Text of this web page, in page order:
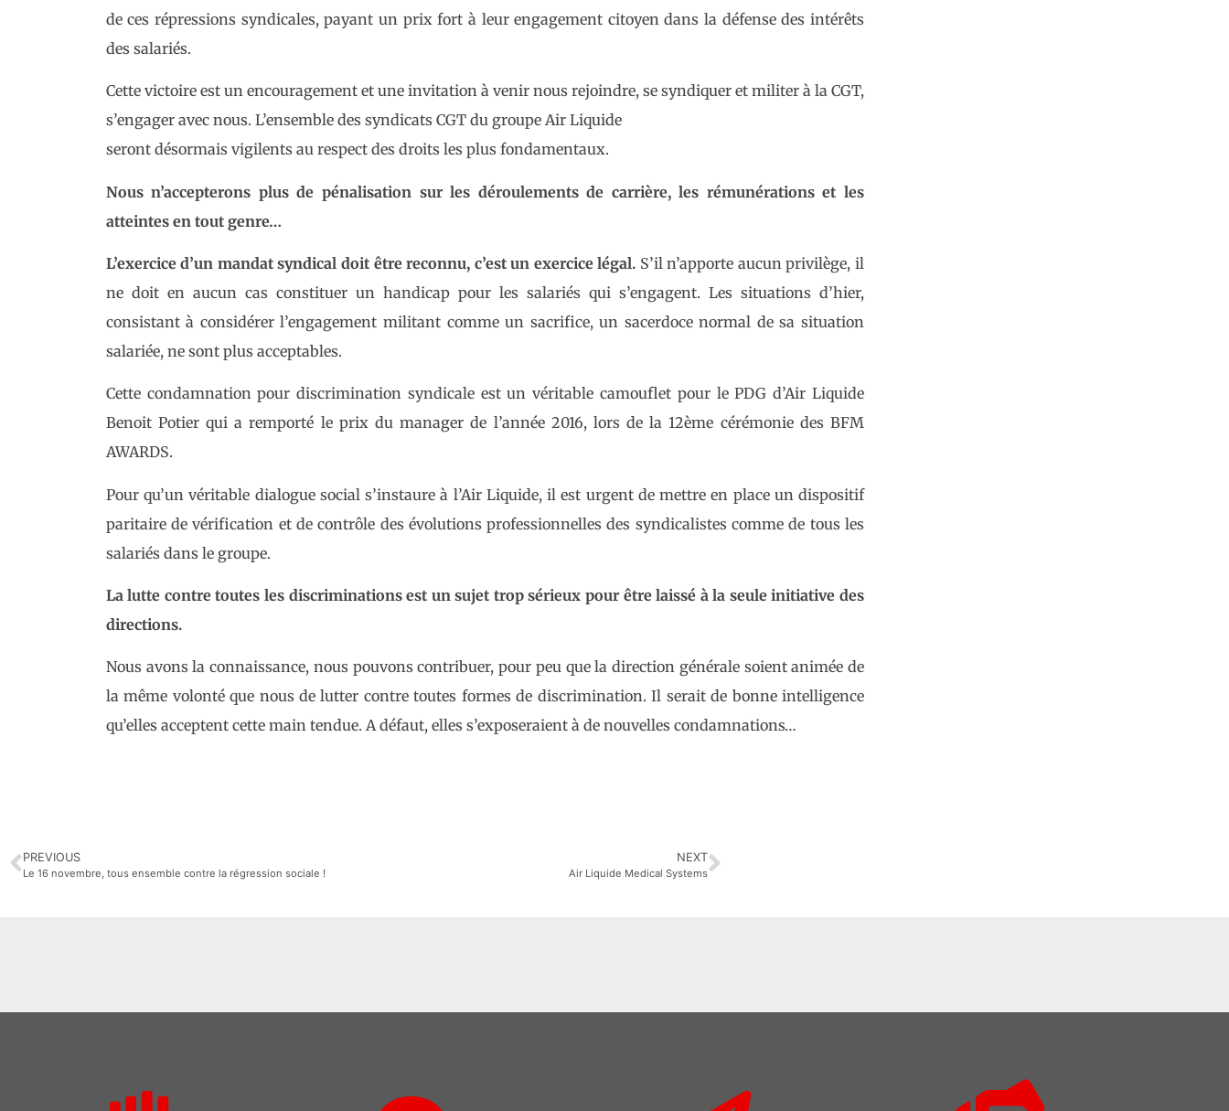
de ces répressions syndicales, payant un prix fort à leur engagement citoyen dans la défense des intérêts
des salariés.
Cette victoire est un encouragement et une invitation à venir nous rejoindre, se syndiquer et militer à la CGT,
s’engager avec nous. L’ensemble des syndicats CGT du groupe Air Liquide
seront désormais vigilents au respect des droits les plus fondamentaux.
Nous n’accepterons plus de pénalisation sur les déroulements de carrière, les rémunérations et les
atteintes en tout genre…
L’exercice d’un mandat syndical doit être reconnu, c’est un exercice légal. S’il n’apporte aucun privilège, il
ne doit en aucun cas constituer un handicap pour les salariés qui s’engagent. Les situations d’hier,
consistant à considérer l’engagement militant comme un sacrifice, un sacerdoce normal de sa situation
salariée, ne sont plus acceptables.
Cette condamnation pour discrimination syndicale est un véritable camouflet pour le PDG d’Air Liquide
Benoit Potier qui a remporté le prix du manager de l’année 2016, lors de la 12ème cérémonie des BFM
AWARDS.
Pour qu’un véritable dialogue social s’instaure à l’Air Liquide, il est urgent de mettre en place un dispositif
paritaire de vérification et de contrôle des évolutions professionnelles des syndicalistes comme de tous les
salariés dans le groupe.
La lutte contre toutes les discriminations est un sujet trop sérieux pour être laissé à la seule initiative des
directions.
Nous avons la connaissance, nous pouvons contribuer, pour peu que la direction générale soient animée de
la même volonté que nous de lutter contre toutes formes de discrimination. Il serait de bonne intelligence
qu’elles acceptent cette main tendue. A défaut, elles s’exposeraient à de nouvelles condamnations…
PREVIOUS
Le 16 novembre, tous ensemble contre la régression sociale !
NEXT
Air Liquide Medical Systems